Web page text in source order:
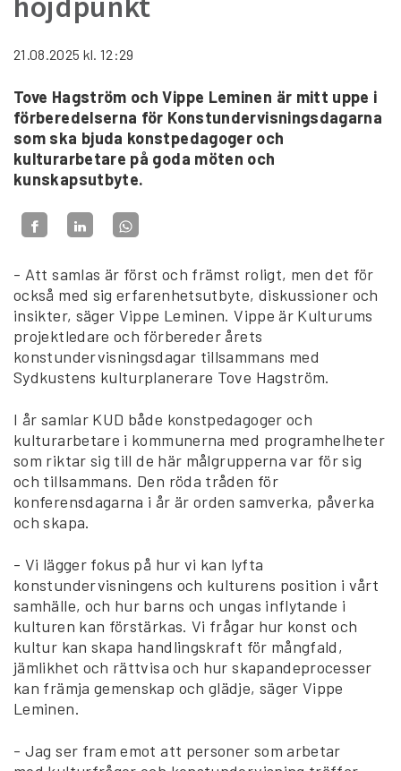
21.08.2025 kl. 12:29
Tove Hagström och Vippe Leminen är mitt uppe i
förberedelserna för Konstundervisningsdagarna
som ska bjuda konstpedagoger och
kulturarbetare på goda möten och
kunskapsutbyte.
- Att samlas är först och främst roligt, men det för
också med sig erfarenhetsutbyte, diskussioner och
insikter, säger Vippe Leminen. Vippe är Kulturums
projektledare och förbereder årets
konstundervisningsdagar tillsammans med
Sydkustens kulturplanerare Tove Hagström.
I år samlar KUD både konstpedagoger och
kulturarbetare i kommunerna med programhelheter
som riktar sig till de här målgrupperna var för sig
och tillsammans. Den röda tråden för
konferensdagarna i år är orden samverka, påverka
och skapa.
- Vi lägger fokus på hur vi kan lyfta
konstundervisningens och kulturens position i vårt
samhälle, och hur barns och ungas inflytande i
kulturen kan förstärkas. Vi frågar hur konst och
kultur kan skapa handlingskraft för mångfald,
jämlikhet och rättvisa och hur skapandeprocesser
kan främja gemenskap och glädje, säger Vippe
Leminen.
- Jag ser fram emot att personer som arbetar